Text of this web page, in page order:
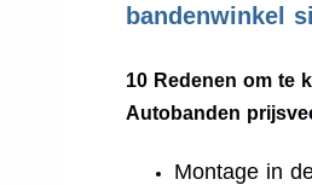
bandenwinkel
10 Redenen om te
Autobanden
Montage in